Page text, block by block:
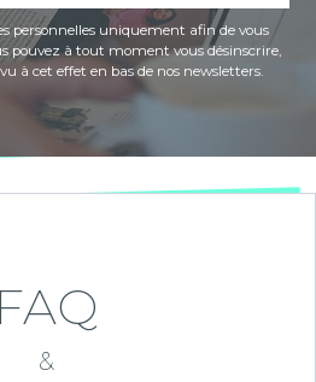
personnelles uniquement afin de vous
pouvez à tout moment vous désinscrire,
à cet effet en bas de nos newsletters.
FAQ
&